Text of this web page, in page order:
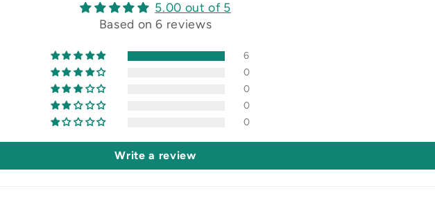
5.00 out of 5
Based on 6 reviews
6
0
0
0
0
Write a review